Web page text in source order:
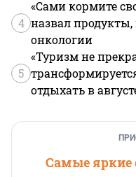
4
«Сами кормите
назвал
онкологии
5
«Туризм не
отдыхать в
Самые яркие